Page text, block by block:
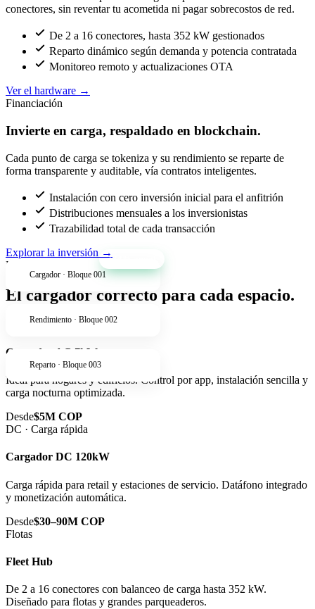
conectores, sin reventar tu acometida ni pagar sobrecostos de red.
De 2 a 16 conectores, hasta 352 kW gestionados
Reparto dinámico según demanda y potencia contratada
Monitoreo remoto y actualizaciones OTA
Ver el hardware →
Financiación
Invierte en carga, respaldado en blockchain.
Cada punto de carga se tokeniza y su rendimiento se reparte de
forma transparente y auditable, vía contratos inteligentes.
Instalación con cero inversión inicial para el anfitrión
Distribuciones mensuales a los inversionistas
Trazabilidad total de cada transacción
Explorar la inversión →
+34% anual
Cargador · Bloque 001
Rendimiento · Bloque 002
Reparto · Bloque 003
Productos
El cargador correcto para cada espacio.
AC · Residencial
Cargador AC 7kW
Ideal para hogares y edificios. Control por app, instalación sencilla y
carga nocturna optimizada.
Desde$5M COP
DC · Carga rápida
Cargador DC 120kW
Carga rápida para retail y estaciones de servicio. Datáfono integrado
y monetización automática.
Desde$30–90M COP
Flotas
Fleet Hub
De 2 a 16 conectores con balanceo de carga hasta 352 kW.
Diseñado para flotas y grandes parqueaderos.